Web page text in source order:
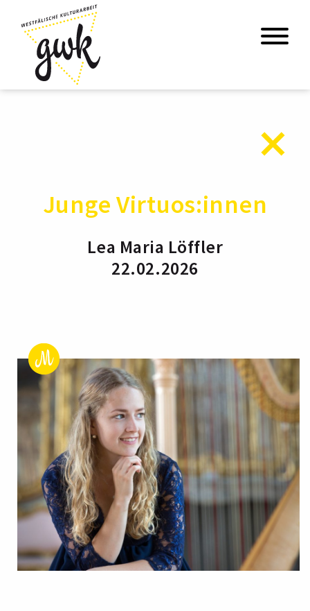
Junge Virtuos:innen
Lea Maria Löffler
22.02.2026